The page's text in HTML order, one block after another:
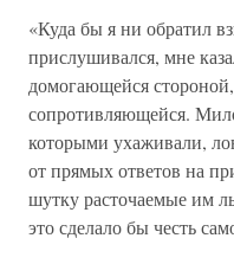
«Куда бы я ни обратил
прислушивался, мне
домогающейся
сопротивляющейся.
которыми ухаживали,
от прямых ответов на
шутку расточаемые им
это сделало бы честь